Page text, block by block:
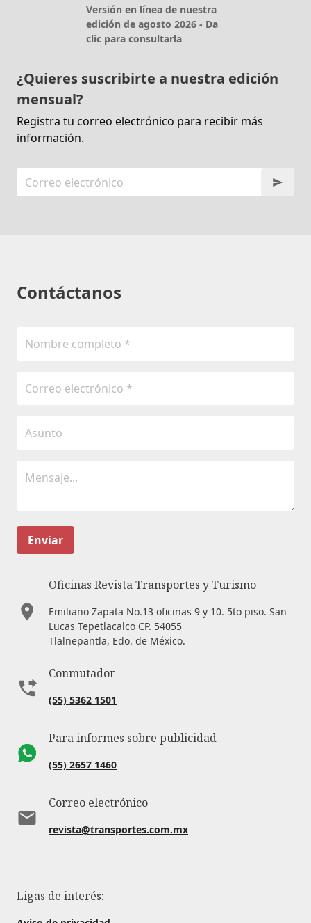
Versión en línea de nuestra
edición de agosto 2026 - Da
clic para consultarla
¿Quieres suscribirte a nuestra edición
mensual?
Registra tu correo electrónico para recibir más
información.
Contáctanos
Enviar
Oficinas Revista Transportes y Turismo
Emiliano Zapata No.13 oficinas 9 y 10. 5to piso. San
Lucas Tepetlacalco CP. 54055
Tlalnepantla, Edo. de México.
Conmutador
(55) 5362 1501
Para informes sobre publicidad
(55) 2657 1460
Correo electrónico
revista@transportes.com.mx
Ligas de interés: